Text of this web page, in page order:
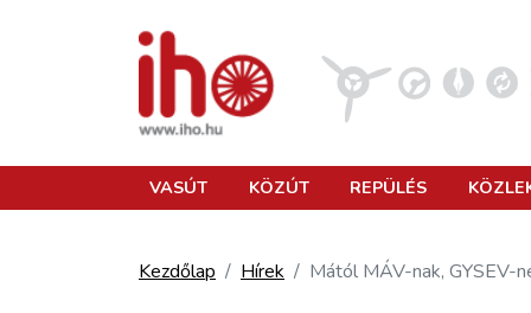
VASÚT KÖZÚT REPÜLÉS
Kezdőlap Hírek Mától MÁV-nak, GYSEV-